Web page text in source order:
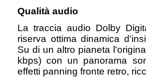
Qualità audio
La traccia audio Dolby
riserva ottima dinamica
Su di un altro pianeta
kbps) con un panorama
effetti panning fronte retro,